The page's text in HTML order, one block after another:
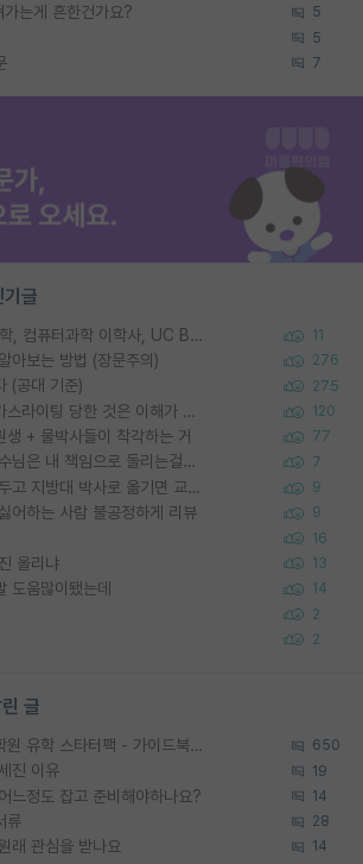
는게 흔한건가요? 5
5
7
글
Korea University 수학, 컴퓨터과학 이학사, UC Berkeley 산업공학 대학원 공학박사가 되는 것은 쉽지 않겠죠? 11
아보는 방법 (장문주의) 276
(공대 기준) 275
대학원생들 교수에게 가스라이팅 당한 것은 이해가 갑니다. 안타깝네요. 120
생 + 물박사들이 착각하는 거 77
왜 후배가 못하는걸 교수님은 내 책임으로 돌리는걸까요? 7
SSH 박사과정을 그만두고 지방대 박사로 옮기면 교수의 꿈은 끝일까요? 9
어하는 사람 불공정하게 리뷰 9
16
올리냐 13
도움많이됐는데 14
2
2
글
[무료] 2026 미국 대학원 유학 스타터팩 - 가이드북 & 합격자 컨택메일 템플릿 650
진 이유 19
느정도 잡고 준비해야하나요? 14
류 28
래 관심을 받나요 14